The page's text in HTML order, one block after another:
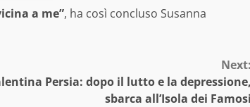
a me”, ha così concluso Susanna
Next:
Persia: dopo il lutto e la depressione,
sbarca all’Isola dei Famosi